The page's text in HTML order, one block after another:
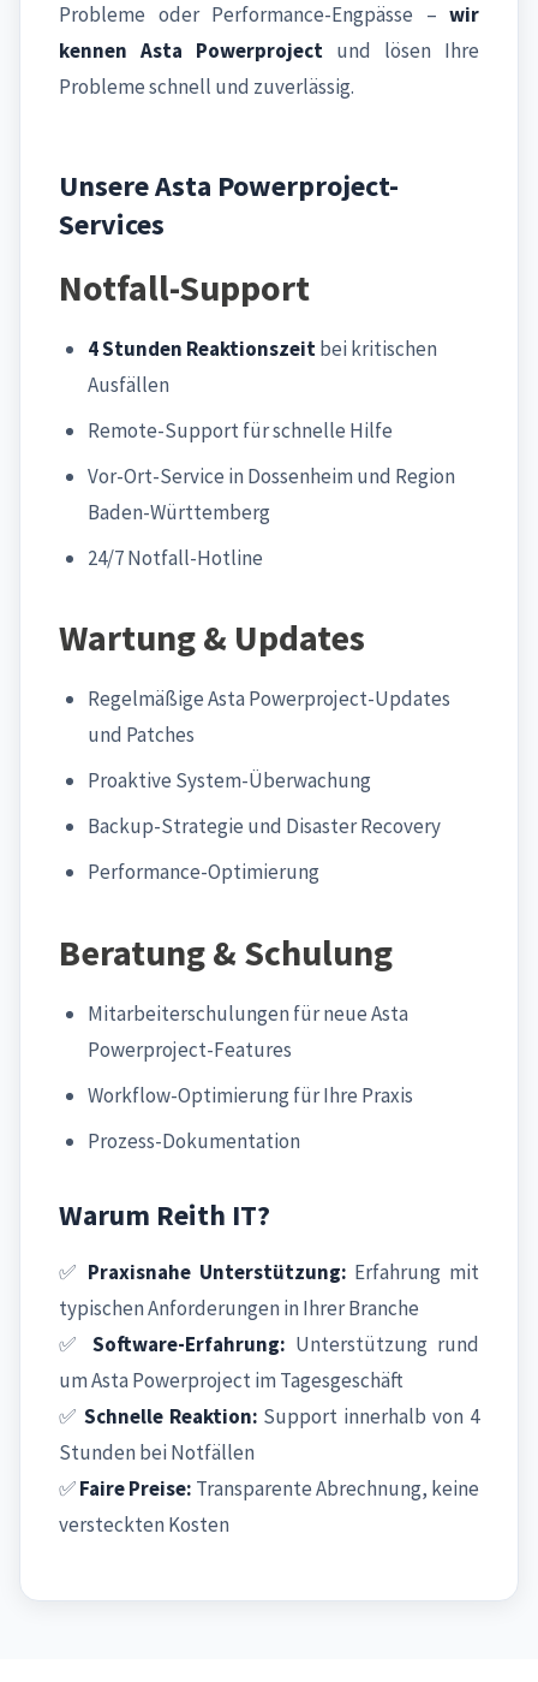
Probleme oder Performance-Engpässe – wir
kennen Asta Powerproject und lösen Ihre
Probleme schnell und zuverlässig.
Unsere Asta Powerproject-
Services
Notfall-Support
4 Stunden Reaktionszeitbei kritischen
Ausfällen
Remote-Support für schnelle Hilfe
Vor-Ort-Service in Dossenheim und Region
Baden-Württemberg
24/7 Notfall-Hotline
Wartung & Updates
Regelmäßige Asta Powerproject-Updates
und Patches
Proaktive System-Überwachung
Backup-Strategie und Disaster Recovery
Performance-Optimierung
Beratung & Schulung
Mitarbeiterschulungen für neue Asta
Powerproject-Features
Workflow-Optimierung für Ihre Praxis
Prozess-Dokumentation
Warum Reith IT?
✅ Praxisnahe Unterstützung: Erfahrung mit
typischen Anforderungen in Ihrer Branche
✅ Software-Erfahrung: Unterstützung rund
um Asta Powerproject im Tagesgeschäft
✅ Schnelle Reaktion: Support innerhalb von 4
Stunden bei Notfällen
✅Faire Preise: Transparente Abrechnung, keine
versteckten Kosten